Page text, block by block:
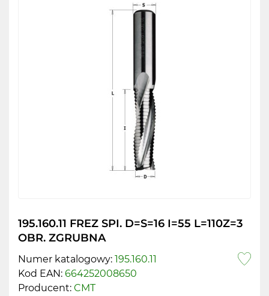
195.160.11 FREZ SPI. D=S=16 I=55 L=110Z=3
OBR. ZGRUBNA
Numer katalogowy: 195.160.11
Kod EAN: 664252008650
Producent: CMT